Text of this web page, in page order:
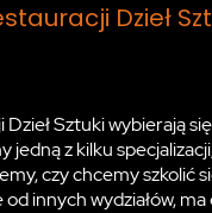
Dzieł
Dzieł Sztuki wybierają
z kilku
czy chcemy szkolić
innych wydziałów,